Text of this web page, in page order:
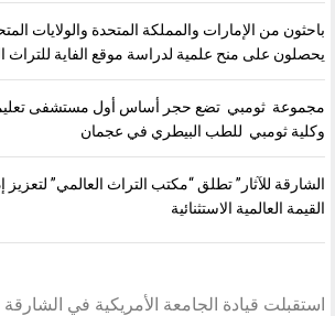
باحثون من الإمارات والمملكة المتحدة والولايات
يحصلون على منح علمية لدراسة موقع الفاية للتراث
مجموعة ثومبي تضع حجر أساس أول مستشفى
وكلية ثومبي للطب البيطري في عجمان
الشارقة للآثار” تطلق “مكتب التراث العالمي” لتعزيز
القيمة العالمية الاستثنائية
استقبلت قيادة الجامعة الأمريكية في